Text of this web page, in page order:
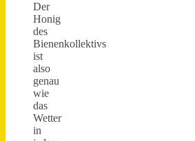
Der
Honig
des
Bienenkollektivs
ist
also
genau
wie
das
Wetter
in